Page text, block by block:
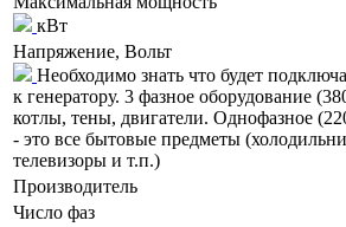
кВт
Напряжение, Вольт
Необходимо знать что будет
к генератору. 3 фазное оборудование
котлы, тены, двигатели. Однофазное
- это все бытовые предметы
телевизоры и т.п.)
Производитель
Число фаз